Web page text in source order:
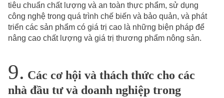
tiêu chuẩn chất lượng và an toàn thực phẩm, sử dụng
công nghệ trong quá trình chế biến và bảo quản, và phát
triển các sản phẩm có giá trị cao là những biện pháp để
nâng cao chất lượng và giá trị thương phẩm nông sản.
Các cơ hội và thách thức cho các
nhà đầu tư và doanh nghiệp trong